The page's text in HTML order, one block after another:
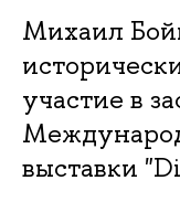
Михаил
участие в
выставки